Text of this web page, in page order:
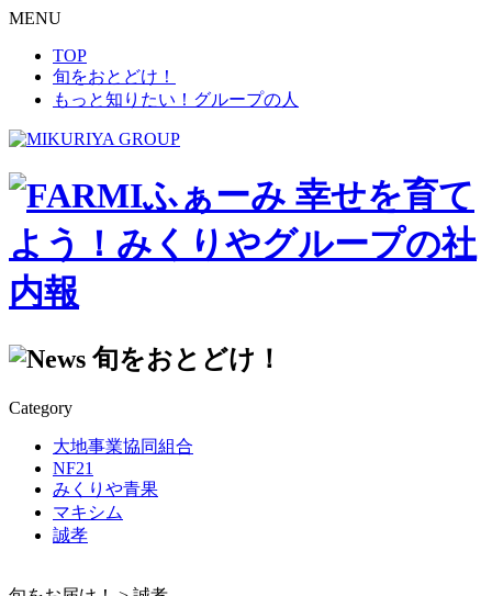
MENU
TOP
旬をおとどけ！
もっと知りたい！グループの人
幸せを育て
よう！みくりやグループの社
内報
旬をおとどけ！
Category
大地事業協同組合
NF21
みくりや青果
マキシム
誠孝